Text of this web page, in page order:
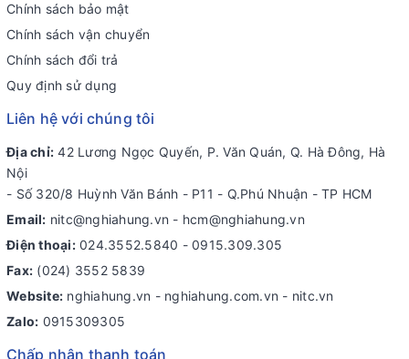
Chính sách bảo mật
Chính sách vận chuyển
Chính sách đổi trả
Quy định sử dụng
Liên hệ với chúng tôi
Địa chỉ: 42 Lương Ngọc Quyến, P. Văn Quán, Q. Hà Đông, Hà
Nội
- Số 320/8 Huỳnh Văn Bánh - P11 - Q.Phú Nhuận - TP HCM
Email: nitc@nghiahung.vn - hcm@nghiahung.vn
Điện thoại: 024.3552.5840 - 0915.309.305
Fax: (024) 3552 5839
Website: nghiahung.vn - nghiahung.com.vn - nitc.vn
Zalo: 0915309305
Chấp nhận thanh toán